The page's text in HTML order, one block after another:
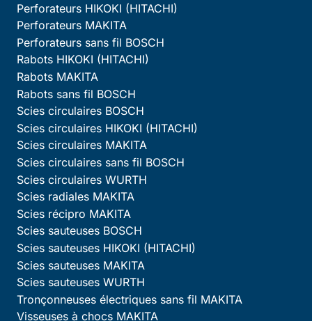
Perforateurs HIKOKI (HITACHI)
Perforateurs MAKITA
Perforateurs sans fil BOSCH
Rabots HIKOKI (HITACHI)
Rabots MAKITA
Rabots sans fil BOSCH
Scies circulaires BOSCH
Scies circulaires HIKOKI (HITACHI)
Scies circulaires MAKITA
Scies circulaires sans fil BOSCH
Scies circulaires WURTH
Scies radiales MAKITA
Scies récipro MAKITA
Scies sauteuses BOSCH
Scies sauteuses HIKOKI (HITACHI)
Scies sauteuses MAKITA
Scies sauteuses WURTH
Tronçonneuses électriques sans fil MAKITA
Visseuses à chocs MAKITA